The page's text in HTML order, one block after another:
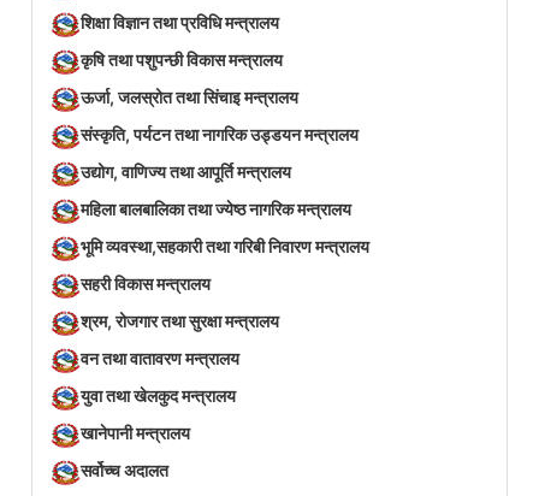
शिक्षा विज्ञान तथा प्रविधि मन्त्रालय
कृषि तथा पशुपन्छी विकास मन्त्रालय
ऊर्जा, जलस्रोत तथा सिंचाइ मन्त्रालय
संस्कृति, पर्यटन तथा नागरिक उड्डयन मन्त्रालय
उद्योग, वाणिज्य तथा आपूर्ति मन्त्रालय
महिला बालबालिका तथा ज्येष्ठ नागरिक मन्त्रालय
भूमि व्यवस्था,सहकारी तथा गरिबी निवारण मन्त्रालय
सहरी विकास मन्त्रालय
श्रम, रोजगार तथा सुरक्षा मन्त्रालय
वन तथा वातावरण मन्त्रालय
युवा तथा खेलकुद मन्त्रालय
खानेपानी मन्त्रालय
सर्वोच्च अदालत